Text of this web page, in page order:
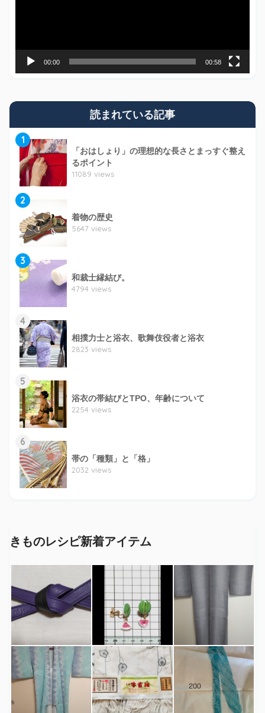
00:00 00:58
読まれている記事
1
「おはしょり」の理想的な長さとまっすぐ整え
るポイント
11089 views
2
着物の歴史
5647 views
3
和裁士縁結び。
4794 views
4
相撲力士と浴衣、歌舞伎役者と浴衣
2823 views
5
浴衣の帯結びとTPO、年齢について
2254 views
6
帯の「種類」と「格」
2032 views
きものレシピ新着アイテム